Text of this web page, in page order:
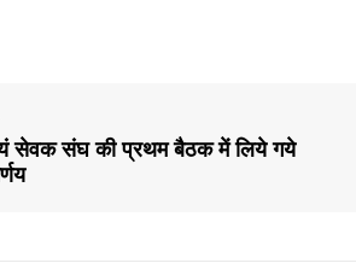
सेवक संघ की प्रथम बैठक में लिये गये